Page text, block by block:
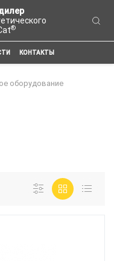
®
КОНТАКТЫ
оборудование